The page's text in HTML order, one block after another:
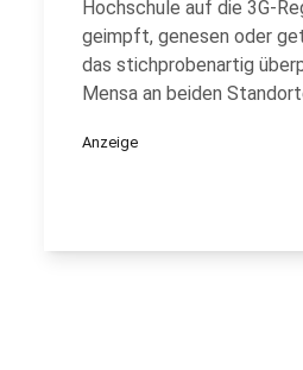
Hochschule auf die 3G-
geimpft, genesen oder
das stichprobenartig
Mensa an beiden
Anzeige